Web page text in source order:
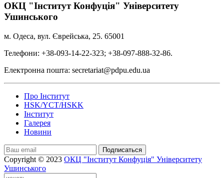
ОКЦ "Інститут Конфуція" Університету
Ушинського
м. Одеса, вул. Єврейська, 25. 65001
Телефони: +38-093-14-22-323; +38-097-888-32-86.
Електронна пошта: secretariat@pdpu.edu.ua
Про Інститут
HSK/YCT/HSKK
Інститут
Галерея
Новини
Подписаться
Copyright © 2023 ОКЦ "Інститут Конфуція" Університету
Ушинського